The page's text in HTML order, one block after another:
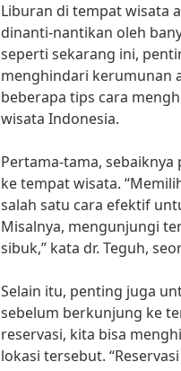
Liburan di tempat wisata
dinanti-nantikan oleh
seperti sekarang ini,
menghindari kerumunan
beberapa tips cara
wisata Indonesia.
Pertama-tama,
ke tempat wisata.
salah satu cara efektif
Misalnya, mengunjungi
sibuk,” kata dr. Teguh,
Selain itu, penting juga
sebelum berkunjung ke
reservasi, kita bisa
lokasi tersebut.